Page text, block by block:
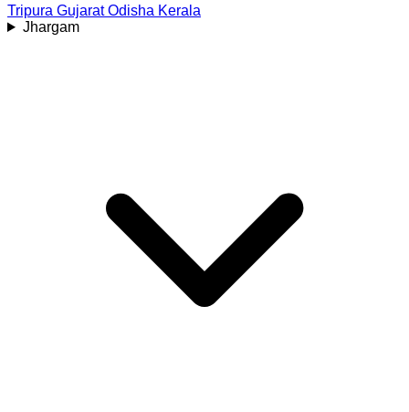
Tripura Gujarat Odisha Kerala
Jhargam